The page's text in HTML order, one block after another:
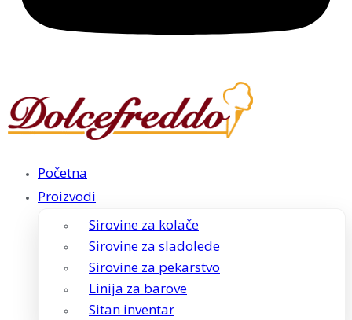
Početna
Proizvodi
Sirovine za kolače
Sirovine za sladolede
Sirovine za pekarstvo
Linija za barove
Sitan inventar